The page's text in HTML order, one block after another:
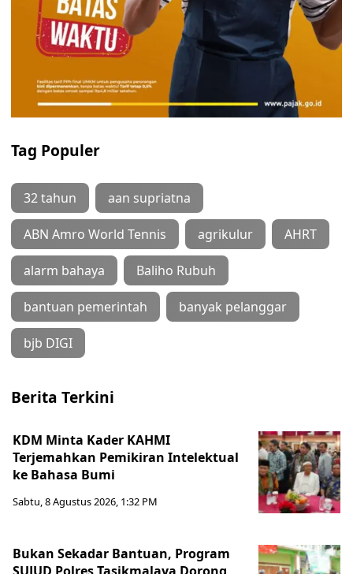
Tag Populer
32 tahun aan supriatna
ABN Amro World Tennis agrikulur AHRT
alarm bahaya Baliho Rubuh
bantuan pemerintah banyak pelanggar
bjb DIGI
Berita Terkini
KDM Minta Kader KAHMI
Terjemahkan Pemikiran Intelektual
ke Bahasa Bumi
Sabtu, 8 Agustus 2026, 1:32 PM
Bukan Sekadar Bantuan, Program